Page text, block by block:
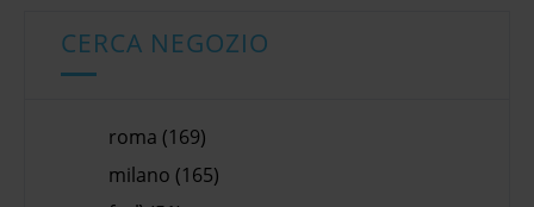
CERCA NEGOZIO
roma (169)
milano (165)